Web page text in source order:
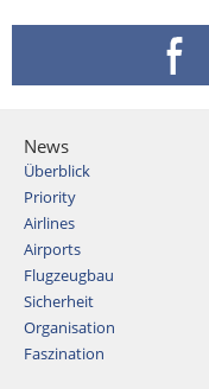
News
Überblick
Priority
Airlines
Airports
Flugzeugbau
Sicherheit
Organisation
Faszination